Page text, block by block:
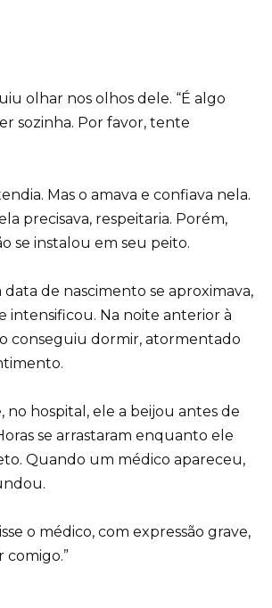
olhar nos olhos dele. “É algo
sozinha. Por favor, tente
Mas o amava e confiava nela.
precisava, respeitaria. Porém,
se instalou em seu peito.
de nascimento se aproximava,
intensificou. Na noite anterior à
conseguiu dormir, atormentado
no hospital, ele a beijou antes de
se arrastaram enquanto ele
Quando um médico apareceu,
o médico, com expressão grave,
comigo.”